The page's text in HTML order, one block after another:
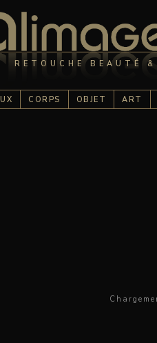
RETOUCHE BEAUTÉ
CORPS OBJET ART